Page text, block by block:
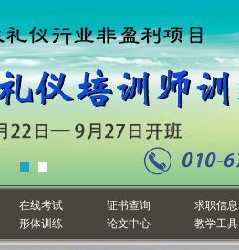
在线考试 证书查询 求职信息
形体训练 论文中心 教学工具